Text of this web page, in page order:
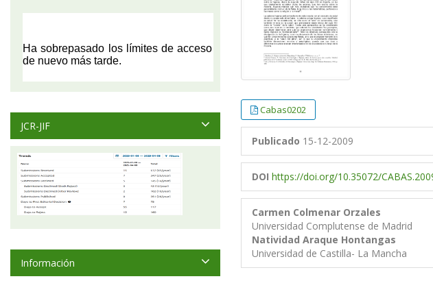
Cabas0202
Publicado 15-12-2009
DOI https://doi.org/10.35072/
Carmen Colmenar Orzales
Universidad Complutense de Madrid
Natividad Araque Hontangas
Universidad de Castilla- La Mancha
JCR-JIF
Información